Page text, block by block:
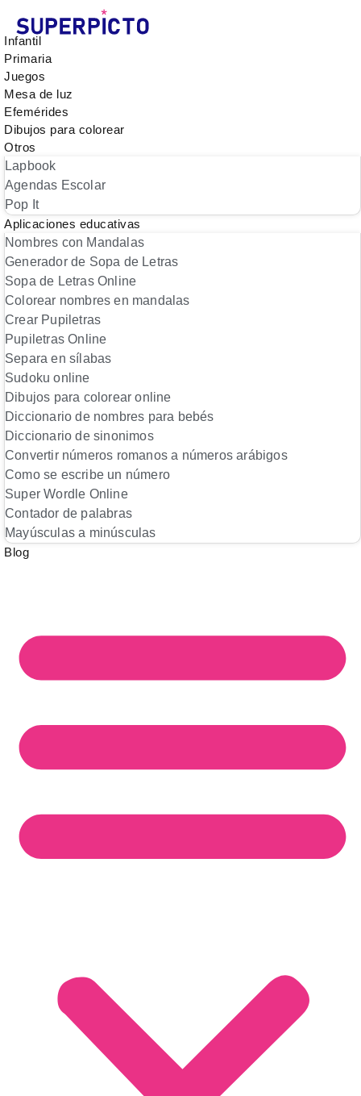
Infantil
Primaria
Juegos
Mesa de luz
Efemérides
Dibujos para colorear
Otros
Lapbook
Agendas Escolar
Pop It
Aplicaciones educativas
Nombres con Mandalas
Generador de Sopa de Letras
Sopa de Letras Online
Colorear nombres en mandalas
Crear Pupiletras
Pupiletras Online
Separa en sílabas
Sudoku online
Dibujos para colorear online
Diccionario de nombres para bebés
Diccionario de sinonimos
Convertir números romanos a números arábigos
Como se escribe un número
Super Wordle Online
Contador de palabras
Mayúsculas a minúsculas
Blog